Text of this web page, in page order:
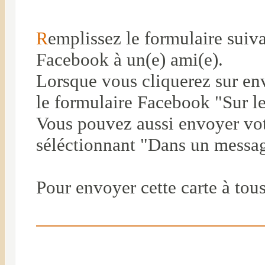
Remplissez le formulaire
Facebook à un(e) ami(e).
Lorsque vous cliquerez sur
le formulaire Facebook "Sur
Vous pouvez aussi envoyer
séléctionnant "Dans un
Pour envoyer cette carte à